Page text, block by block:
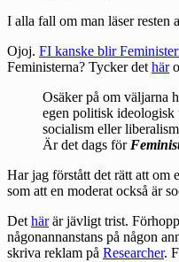
I alla fall om man läser
Ojoj. FI kanske blir
Feministerna? Tycker dethär
Osäker på om väljarna
egen politisk ideologisk
socialism eller
Är det dags för
Har jag förstått det rätt att om
som att en moderat också är
Dethärär jävligt trist.
någonannanstans på någon
skriva reklam på Researcher.